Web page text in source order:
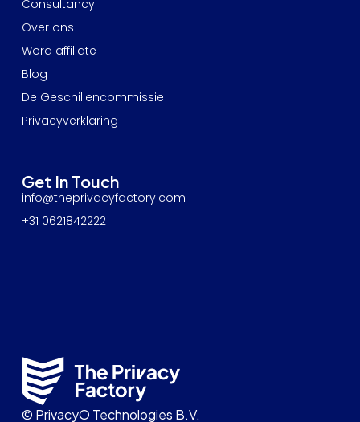
© PrivacyO Technologies B.V.
Consultancy
Over ons
Word affiliate
Blog
De Geschillencommissie
Privacyverklaring
Get In Touch
info@theprivacyfactory.com
+31 0621842222